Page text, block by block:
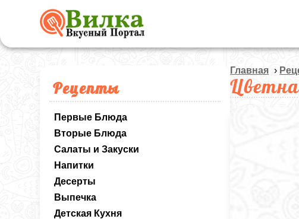
Рецепты
Первые Блюда
Вторые Блюда
Салаты и Закуски
Напитки
Десерты
Выпечка
Детская Кухня
Главная ›